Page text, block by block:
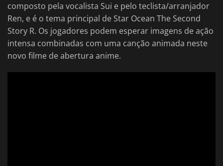
composto pela vocalista Sui e pelo teclista/arranjador
Ren, e é o tema principal de Star Ocean The Second
Story R. Os jogadores podem esperar imagens de ação
intensa combinadas com uma canção animada neste
novo filme de abertura anime.